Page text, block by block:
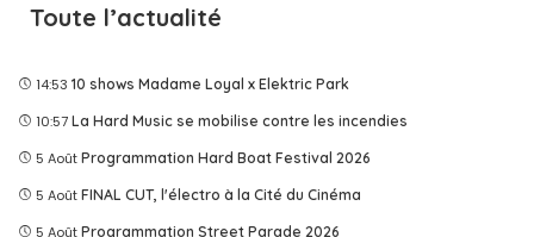
Toute l’actualité
14:53 10 shows Madame Loyal x Elektric Park
10:57 La Hard Music se mobilise contre les incendies
5 Août Programmation Hard Boat Festival 2026
5 Août FINAL CUT, l'électro à la Cité du Cinéma
5 Août Programmation Street Parade 2026